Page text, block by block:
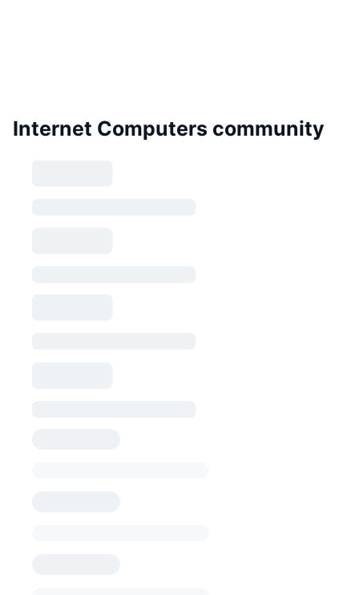
Internet Computers community